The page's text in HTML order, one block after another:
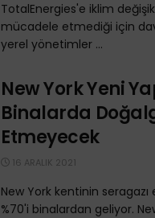
TotalEnergies'e iklim
mücadele etmediği için
yerel yönetimler ...
New York Yeni
Binalarda
Etmeyecek
16 ARALIK 2021
New York kentinin seragazı
%70'i binalardan geliyor.